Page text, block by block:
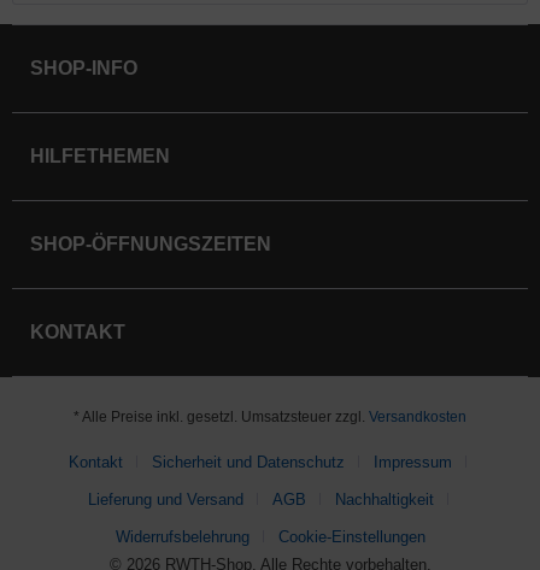
SHOP-INFO
HILFETHEMEN
SHOP-ÖFFNUNGSZEITEN
KONTAKT
* Alle Preise inkl. gesetzl. Umsatzsteuer zzgl. Versandkosten
Kontakt Sicherheit und Datenschutz Impressum
Lieferung und Versand AGB Nachhaltigkeit
Widerrufsbelehrung
Cookie-Einstellungen
© 2026 RWTH-Shop. Alle Rechte vorbehalten.